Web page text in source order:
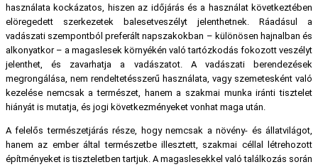
használata kockázatos, hiszen az időjárás és a használat következtében
elöregedett szerkezetek balesetveszélyt jelenthetnek. Ráadásul a
vadászati szempontból preferált napszakokban – különösen hajnalban és
alkonyatkor – a magaslesek környékén való tartózkodás fokozott veszélyt
jelenthet, és zavarhatja a vadászatot. A vadászati berendezések
megrongálása, nem rendeltetésszerű használata, vagy szemetesként való
kezelése nemcsak a természet, hanem a szakmai munka iránti tisztelet
hiányát is mutatja, és jogi következményeket vonhat maga után.
A felelős természetjárás része, hogy nemcsak a növény- és állatvilágot,
hanem az ember által természetbe illesztett, szakmai céllal létrehozott
építményeket is tiszteletben tartjuk. A magaslesekkel való találkozás során